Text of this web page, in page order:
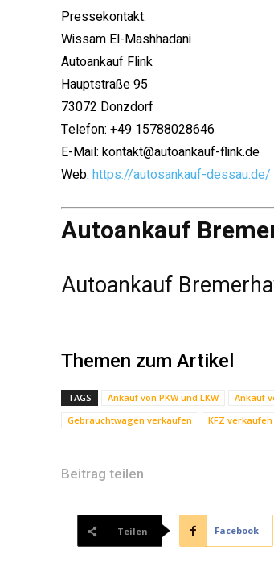
Pressekontakt:
Wissam El-Mashhadani
Autoankauf Flink
Hauptstraße 95
73072 Donzdorf
Telefon: +49 15788028646
E-Mail: kontakt@autoankauf-flink.de
Web: https://autosankauf-dessau.de/
Autoankauf
Autoankauf
Themen zum Artikel
TAGS Ankauf von PKW und LKW Ankauf
Gebrauchtwagen verkaufen
KFZ verkaufen
Beitrag teilen
Teilen Facebook